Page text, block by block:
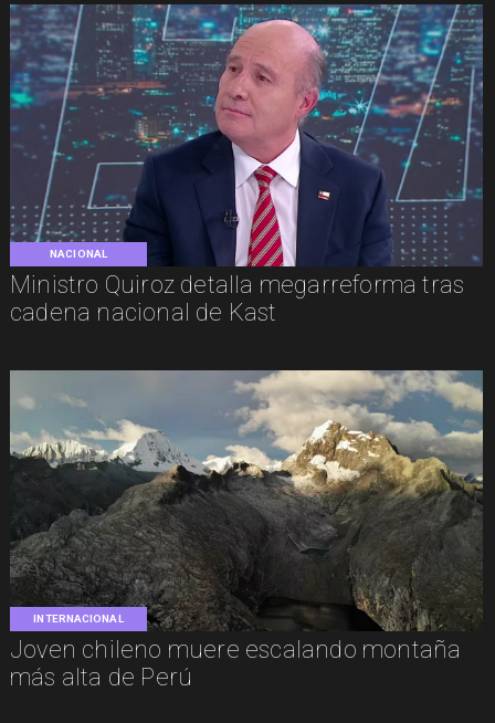
NACIONAL
Ministro Quiroz detalla megarreforma tras
cadena nacional de Kast
INTERNACIONAL
Joven chileno muere escalando montaña
más alta de Perú